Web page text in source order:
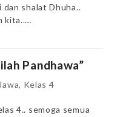
shalat Dhuha..
kita..…
Pandhawa”
, Kelas 4
4.. semoga semua